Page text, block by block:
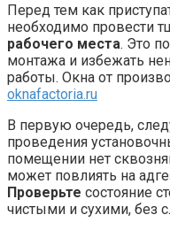
Перед тем как
необходимо провести
рабочего места. Это
монтажа и избежать
работы. Окна от
oknafactoria.ru
В первую очередь,
проведения
помещении нет
может повлиять на
Проверьте состояние
чистыми и сухими, без